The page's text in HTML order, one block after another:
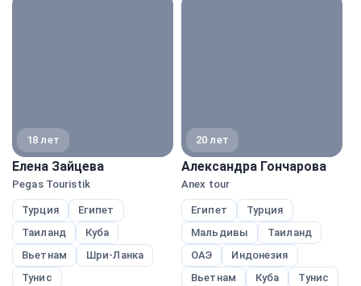
18 лет
Елена Зайцева
Pegas Touristik
Турция
Египет
Таиланд
Куба
Вьетнам
Шри-Ланка
Тунис
20 лет
Александра Гончарова
Anex tour
Египет
Турция
Мальдивы
Таиланд
ОАЭ
Индонезия
Вьетнам
Куба Тунис